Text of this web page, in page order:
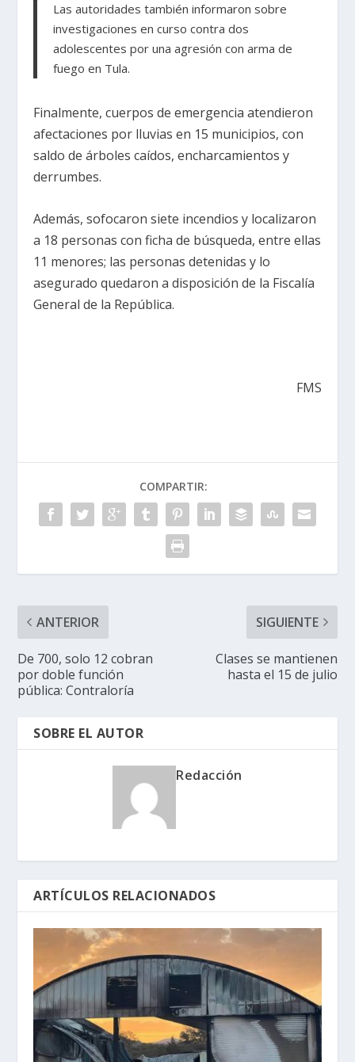
Las autoridades también informaron sobre
investigaciones en curso contra dos
adolescentes por una agresión con arma de
fuego en Tula.
Finalmente, cuerpos de emergencia atendieron
afectaciones por lluvias en 15 municipios, con
saldo de árboles caídos, encharcamientos y
derrumbes.
Además, sofocaron siete incendios y localizaron
a 18 personas con ficha de búsqueda, entre ellas
11 menores; las personas detenidas y lo
asegurado quedaron a disposición de la Fiscalía
General de la República.
FMS
COMPARTIR:
ANTERIOR
De 700, solo 12 cobran
por doble función
pública: Contraloría
SIGUIENTE
Clases se mantienen
hasta el 15 de julio
SOBRE EL AUTOR
Redacción
ARTÍCULOS RELACIONADOS